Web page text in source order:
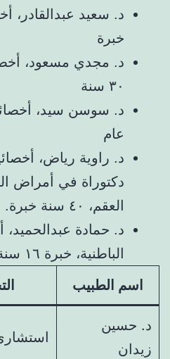
خبرة
د. مجدي مسعود،
٣٠ سنة
عام
د. راوية رياض،
دكتوراة في أمراض
العقم، ٤٠ سنة خبرة.
د. حمادة
الباطنية، خبرة ١٦ سنة.
اسم الطبيب
د. حسين
زيدان